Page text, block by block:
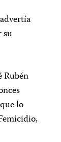
su
Rubén
lo